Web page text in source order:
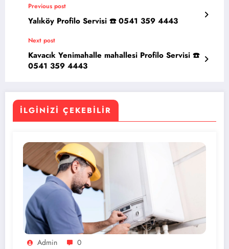
Previous post
Yalıköy Profilo Servisi ☎️ 0541 359 4443
Next post
Kavacık Yenimahalle mahallesi Profilo Servisi ☎️
0541 359 4443
İLGINIZI ÇEKEBILIR
Admin 0